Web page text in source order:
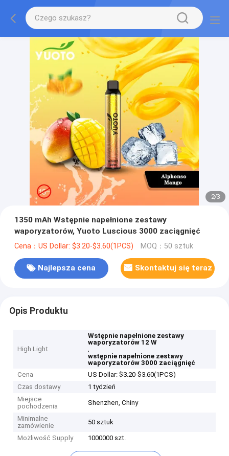
2/3
1350 mAh Wstępnie napełnione zestawy
waporyzatorów, Yuoto Luscious 3000 zaciągnięć
Cena：US Dollar: $3.20-$3.60(1PCS) MOQ：50 sztuk
Najlepsza cena Skontaktuj się teraz
Opis Produktu
High Light
Wstępnie napełnione zestawy
waporyzatorów 12 W
,
wstępnie napełnione zestawy
waporyzatorów 3000 zaciągnięć
Cena
US Dollar: $3.20-$3.60(1PCS)
Czas dostawy
1 tydzień
Miejsce
pochodzenia
Shenzhen, Chiny
Minimalne
zamówienie
50 sztuk
Możliwość Supply 1000000 szt.